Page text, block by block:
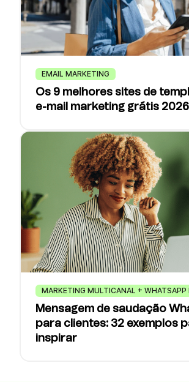
EMAIL MARKETING
Os 9 melhores sites de
e-mail marketing grátis 2026
MARKETING MULTICANAL + WHATSAPP
Mensagem de saudação
para clientes: 32 exemplos
inspirar